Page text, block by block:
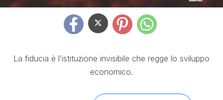
La fiducia è l’istituzione invisibile che regge lo sviluppo
economico.